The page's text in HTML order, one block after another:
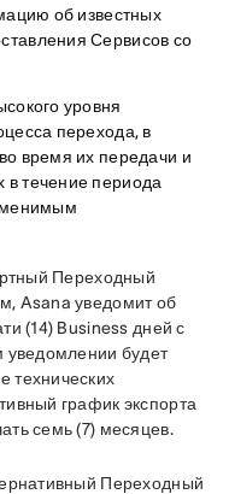
об известных
Сервисов со
уровня
перехода, в
время их передачи и
в течение периода
Переходный
Asana уведомит об
(14) Business дней с
уведомлении будет
технических
график экспорта
семь (7) месяцев.
Переходный